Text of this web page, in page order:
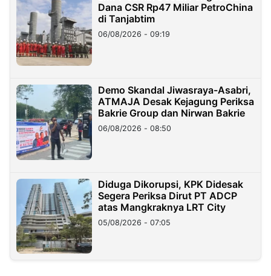
Dana CSR Rp47 Miliar PetroChina
di Tanjabtim
06/08/2026 - 09:19
Demo Skandal Jiwasraya-Asabri,
ATMAJA Desak Kejagung Periksa
Bakrie Group dan Nirwan Bakrie
06/08/2026 - 08:50
Diduga Dikorupsi, KPK Didesak
Segera Periksa Dirut PT ADCP
atas Mangkraknya LRT City
05/08/2026 - 07:05